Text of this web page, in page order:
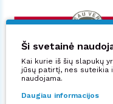
Ši svetainė
Kai kurie iš šių slapukų
jūsų patirtį, nes suteikia
naudojama.
Daugiau informacijos